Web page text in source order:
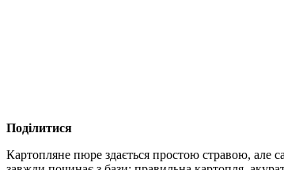
Поділитися
Картопляне пюре здається простою стравою, але